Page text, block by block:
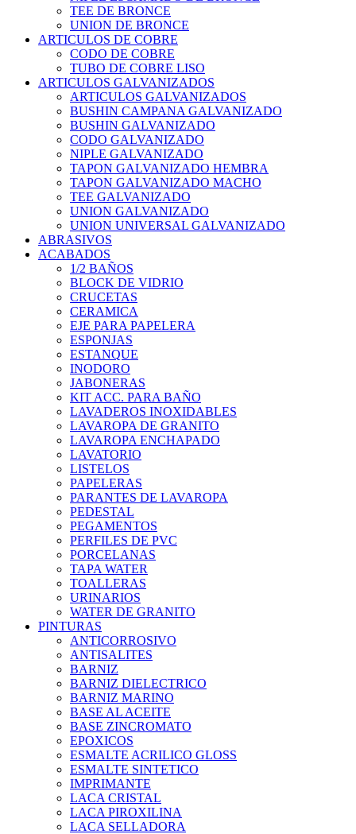
TEE DE BRONCE
UNION DE BRONCE
ARTICULOS DE COBRE
CODO DE COBRE
TUBO DE COBRE LISO
ARTICULOS GALVANIZADOS
ARTICULOS GALVANIZADOS
BUSHIN CAMPANA GALVANIZADO
BUSHIN GALVANIZADO
CODO GALVANIZADO
NIPLE GALVANIZADO
TAPON GALVANIZADO HEMBRA
TAPON GALVANIZADO MACHO
TEE GALVANIZADO
UNION GALVANIZADO
UNION UNIVERSAL GALVANIZADO
ABRASIVOS
ACABADOS
1/2 BAÑOS
BLOCK DE VIDRIO
CRUCETAS
CERAMICA
EJE PARA PAPELERA
ESPONJAS
ESTANQUE
INODORO
JABONERAS
KIT ACC. PARA BAÑO
LAVADEROS INOXIDABLES
LAVAROPA DE GRANITO
LAVAROPA ENCHAPADO
LAVATORIO
LISTELOS
PAPELERAS
PARANTES DE LAVAROPA
PEDESTAL
PEGAMENTOS
PERFILES DE PVC
PORCELANAS
TAPA WATER
TOALLERAS
URINARIOS
WATER DE GRANITO
PINTURAS
ANTICORROSIVO
ANTISALITES
BARNIZ
BARNIZ DIELECTRICO
BARNIZ MARINO
BASE AL ACEITE
BASE ZINCROMATO
EPOXICOS
ESMALTE ACRILICO GLOSS
ESMALTE SINTETICO
IMPRIMANTE
LACA CRISTAL
LACA PIROXILINA
LACA SELLADORA